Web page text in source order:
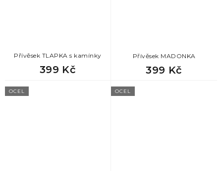
Přívěsek TLAPKA s kamínky
399 Kč
Přívěsek MADONKA
399 Kč
OCEL OCEL